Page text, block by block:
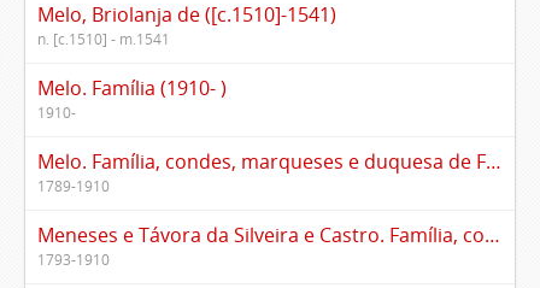
Melo, Briolanja de ([c.1510]-1541)
n. [c.1510] - m.1541
Melo. Família (1910- )
1910-
Melo. Família, condes, marqueses e duquesa de Ficalho (1789-1910)
1789-1910
Meneses e Távora da Silveira e Castro. Família, condes de Caparica e marqueses de Valada (1793-1910)
1793-1910